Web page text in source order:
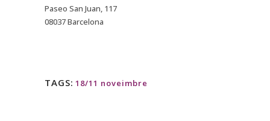
Paseo San Juan, 117
08037 Barcelona
TAGS: 18/11 noveimbre